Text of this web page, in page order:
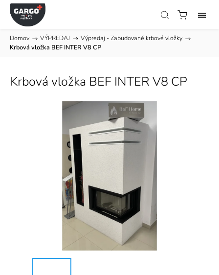
Domov / VÝPREDAJ / Výpredaj - Zabudované krbové vložky /
Krbová vložka BEF INTER V8 CP
Krbová vložka BEF INTER V8 CP